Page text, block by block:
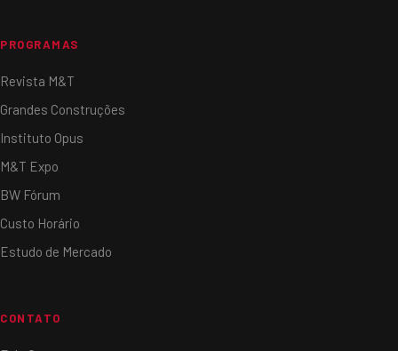
PROGRAMAS
Revista M&T
Grandes Construções
Instituto Opus
M&T Expo
BW Fórum
Custo Horário
Estudo de Mercado
CONTATO